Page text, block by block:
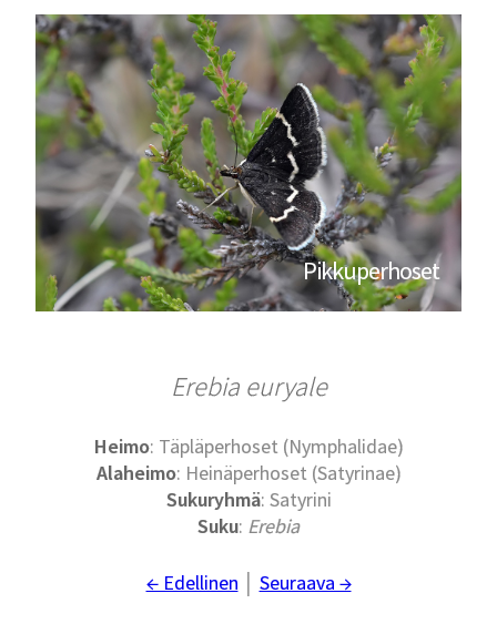
Pikkuperhoset
Erebia euryale
Heimo: Täpläperhoset (Nymphalidae)
Alaheimo: Heinäperhoset (Satyrinae)
Sukuryhmä: Satyrini
Suku: Erebia
← Edellinen Seuraava →